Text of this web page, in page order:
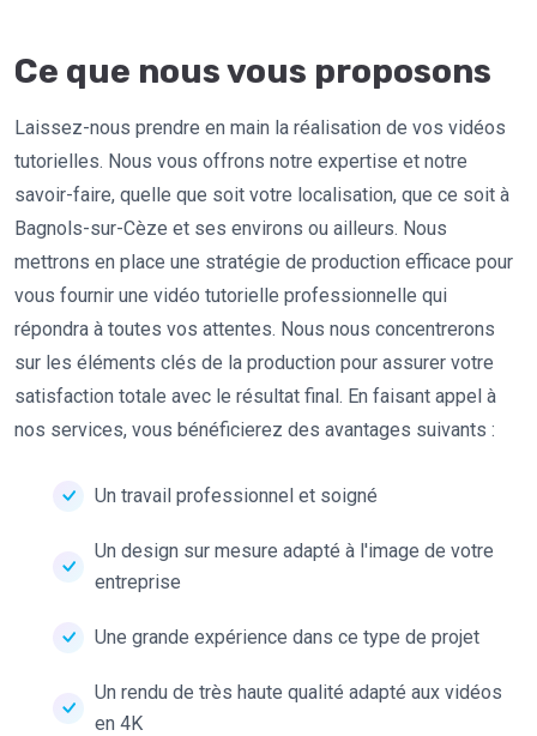
Ce que nous vous proposons
Laissez-nous prendre en main la réalisation de vos vidéos
tutorielles. Nous vous offrons notre expertise et notre
savoir-faire, quelle que soit votre localisation, que ce soit à
Bagnols-sur-Cèze et ses environs ou ailleurs. Nous
mettrons en place une stratégie de production efficace pour
vous fournir une vidéo tutorielle professionnelle qui
répondra à toutes vos attentes. Nous nous concentrerons
sur les éléments clés de la production pour assurer votre
satisfaction totale avec le résultat final. En faisant appel à
nos services, vous bénéficierez des avantages suivants :
Un travail professionnel et soigné
Un design sur mesure adapté à l'image de votre
entreprise
Une grande expérience dans ce type de projet
Un rendu de très haute qualité adapté aux vidéos
en 4K